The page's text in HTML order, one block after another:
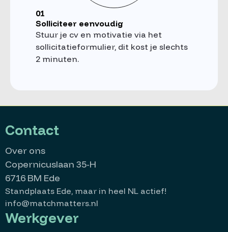
01
Solliciteer eenvoudig
Stuur je cv en motivatie via het
sollicitatieformulier, dit kost je slechts
2 minuten.
Contact
Over ons
Copernicuslaan 35-H
6716 BM Ede
Standplaats Ede, maar in heel NL actief!
info@matchmatters.nl
Werkgever